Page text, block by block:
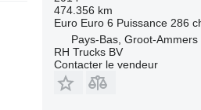
474.356 km
Euro Euro 6 Puissance 286
Pays-Bas, Groot-Ammers
RH Trucks BV
Contacter le vendeur